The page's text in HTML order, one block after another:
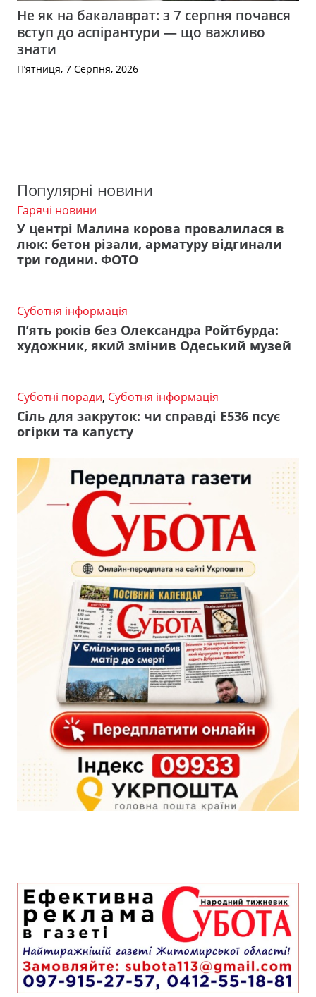
Не як на бакалаврат: з 7 серпня почався
вступ до аспірантури — що важливо
знати
П’ятниця, 7 Серпня, 2026
Популярні новини
Гарячі новини
У центрі Малина корова провалилася в
люк: бетон різали, арматуру відгинали
три години. ФОТО
Суботня інформація
П’ять років без Олександра Ройтбурда:
художник, який змінив Одеський музей
Суботні поради, Суботня інформація
Сіль для закруток: чи справді Е536 псує
огірки та капусту